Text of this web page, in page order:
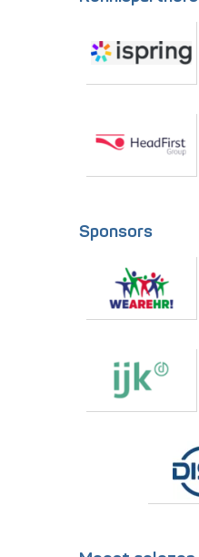
impact
people
analytics
kunnen
Sponsors